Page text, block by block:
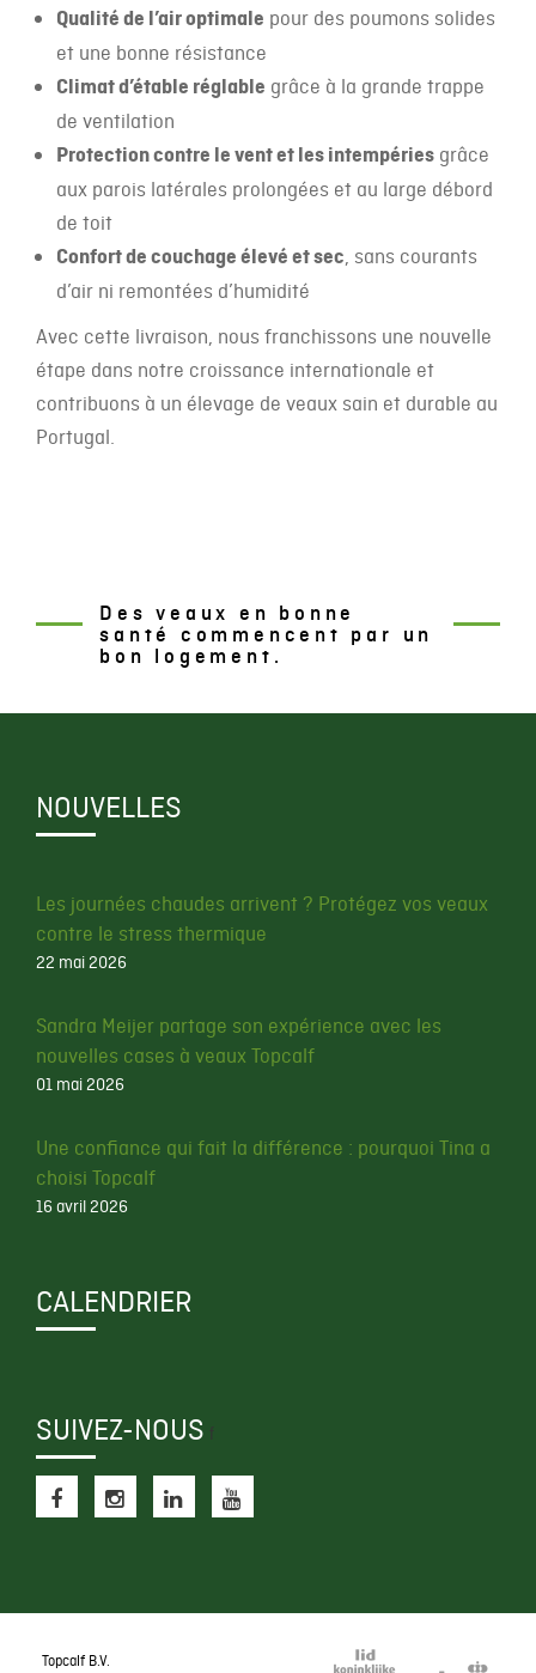
Qualité de l’air optimale pour des poumons solides
et une bonne résistance
Climat d’étable réglable grâce à la grande trappe
de ventilation
Protection contre le vent et les intempéries grâce
aux parois latérales prolongées et au large débord
de toit
Confort de couchage élevé et sec, sans courants
d’air ni remontées d’humidité
Avec cette livraison, nous franchissons une nouvelle
étape dans notre croissance internationale et
contribuons à un élevage de veaux sain et durable au
Portugal.
Des veaux en bonne
santé commencent par un
bon logement.
NOUVELLES
Les journées chaudes arrivent ? Protégez vos veaux
contre le stress thermique
22 mai 2026
Sandra Meijer partage son expérience avec les
nouvelles cases à veaux Topcalf
01 mai 2026
Une confiance qui fait la différence : pourquoi Tina a
choisi Topcalf
16 avril 2026
CALENDRIER
SUIVEZ-NOUS f
Topcalf B.V.